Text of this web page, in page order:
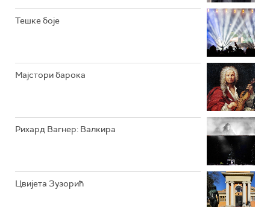
РАДИО ЏЕЗЕР
Тешке боје
Мајстори барока
Рихард Вагнер: Валкира
Цвијета Зузорић